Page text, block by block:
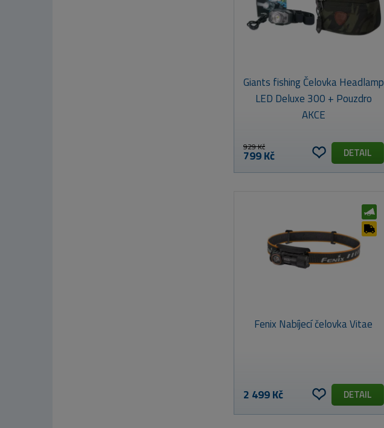
Giants fishing Čelovka Headlamp
LED Deluxe 300 + Pouzdro
AKCE
929 Kč
799 Kč DETAIL
Fenix Nabíjecí čelovka Vitae
2 499 Kč DETAIL